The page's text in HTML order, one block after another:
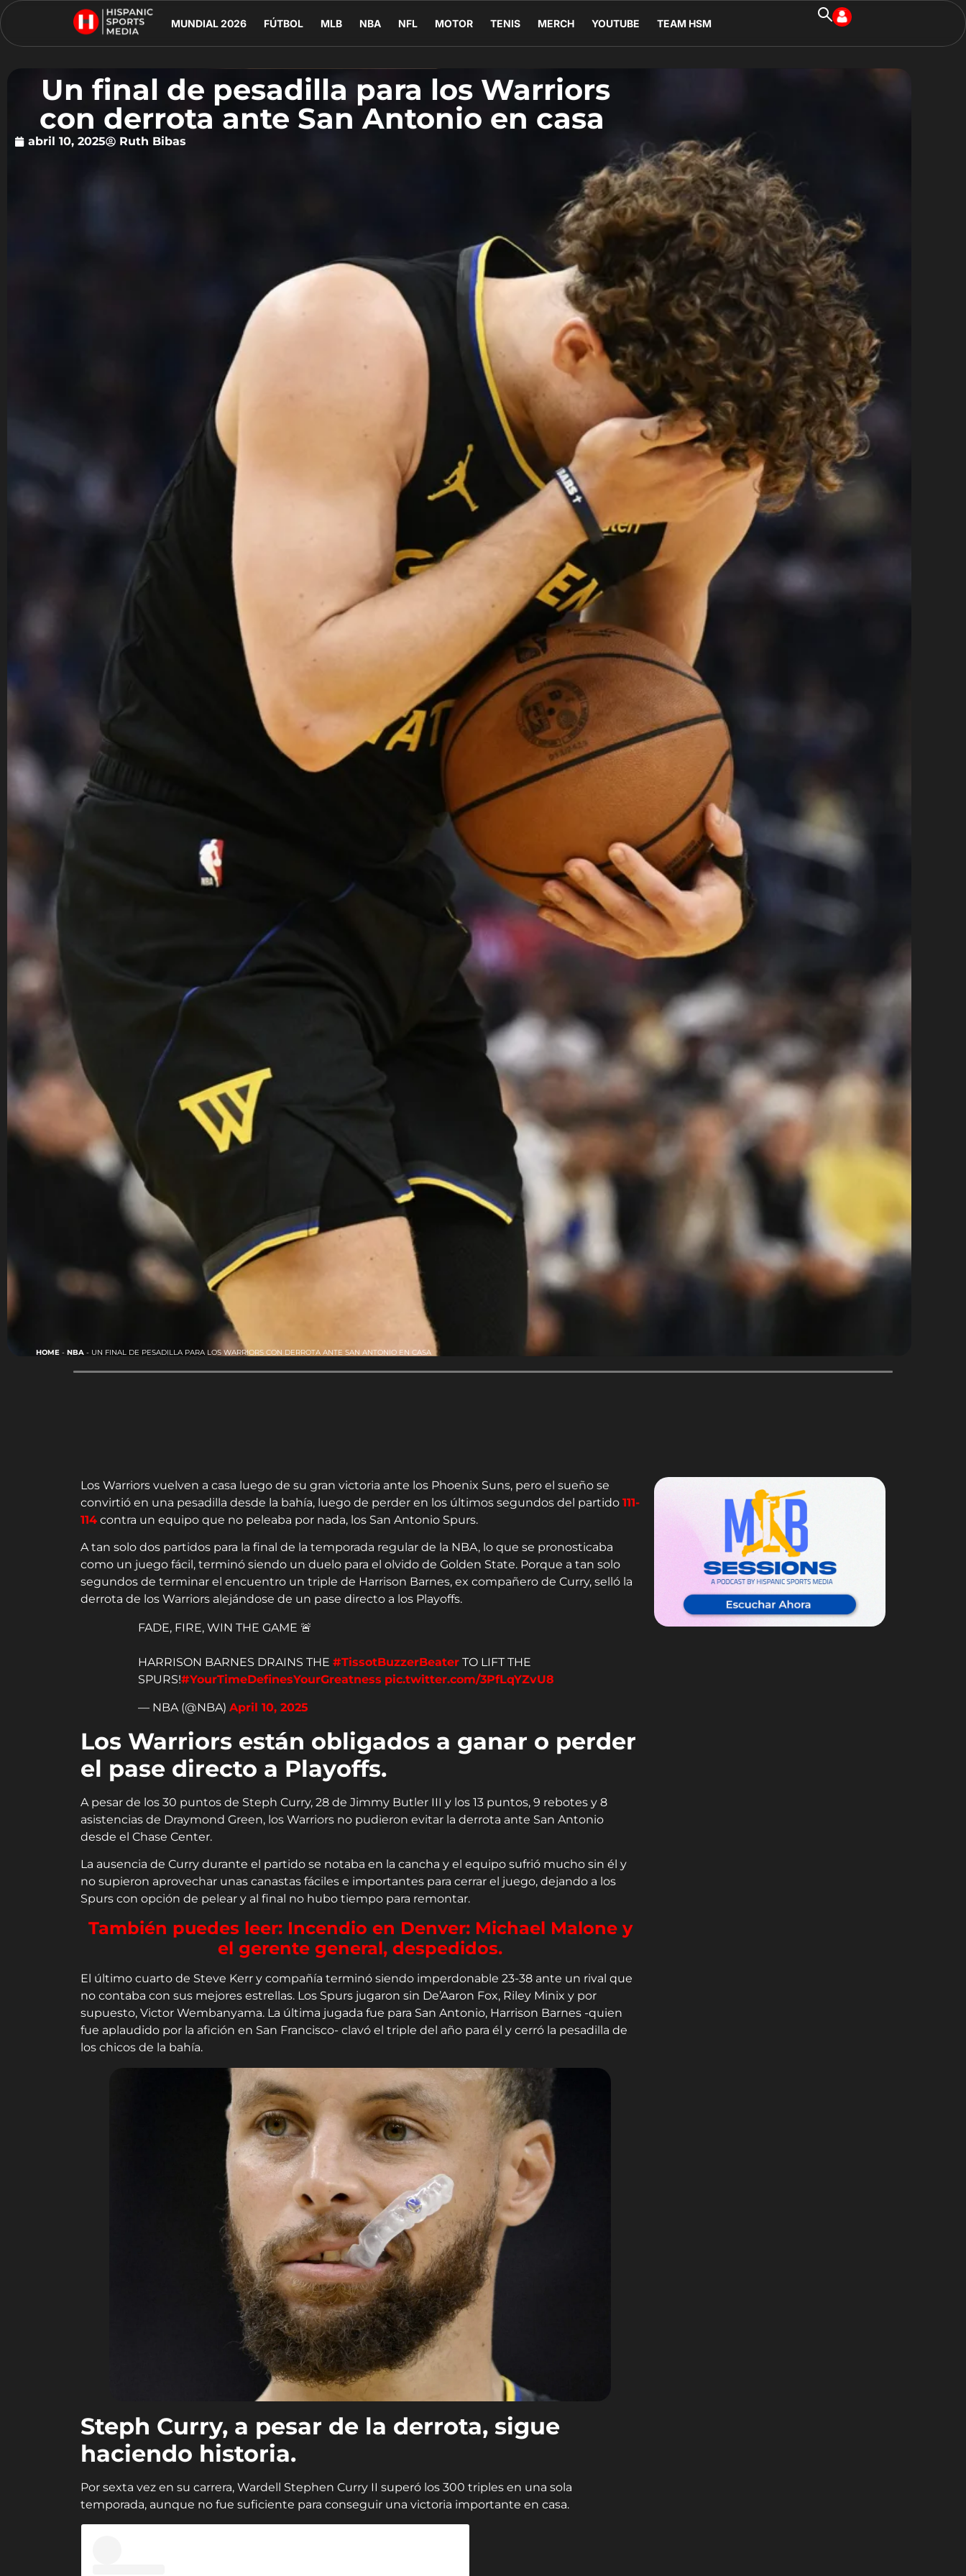
MUNDIAL 2026 FÚTBOL MLB NBA NFL MOTOR TENIS MERCH YOUTUBE TEAM HSM
Un final de pesadilla para los Warriors
con derrota ante San Antonio en casa
abril 10, 2025 Ruth Bibas
HOME- NBA- UN FINAL DE PESADILLA PARA LOS WARRIORS CON DERROTA ANTE SAN ANTONIO EN CASA
Los Warriors vuelven a casa luego de su gran victoria ante los Phoenix Suns, pero el sueño se
convirtió en una pesadilla desde la bahía, luego de perder en los últimos segundos del partido 111-
114 contra un equipo que no peleaba por nada, los San Antonio Spurs.
A tan solo dos partidos para la final de la temporada regular de la NBA, lo que se pronosticaba
como un juego fácil, terminó siendo un duelo para el olvido de Golden State. Porque a tan solo
segundos de terminar el encuentro un triple de Harrison Barnes, ex compañero de Curry, selló la
derrota de los Warriors alejándose de un pase directo a los Playoffs.
FADE, FIRE, WIN THE GAME 🚨
HARRISON BARNES DRAINS THE #TissotBuzzerBeater TO LIFT THE
SPURS!#YourTimeDefinesYourGreatness pic.twitter.com/3PfLqYZvU8
— NBA (@NBA) April 10, 2025
Los Warriors están obligados a ganar o perder
el pase directo a Playoffs.
A pesar de los 30 puntos de Steph Curry, 28 de Jimmy Butler III y los 13 puntos, 9 rebotes y 8
asistencias de Draymond Green, los Warriors no pudieron evitar la derrota ante San Antonio
desde el Chase Center.
La ausencia de Curry durante el partido se notaba en la cancha y el equipo sufrió mucho sin él y
no supieron aprovechar unas canastas fáciles e importantes para cerrar el juego, dejando a los
Spurs con opción de pelear y al final no hubo tiempo para remontar.
También puedes leer: Incendio en Denver: Michael Malone y
el gerente general, despedidos.
El último cuarto de Steve Kerr y compañía terminó siendo imperdonable 23-38 ante un rival que
no contaba con sus mejores estrellas. Los Spurs jugaron sin De’Aaron Fox, Riley Minix y por
supuesto, Victor Wembanyama. La última jugada fue para San Antonio, Harrison Barnes -quien
fue aplaudido por la afición en San Francisco- clavó el triple del año para él y cerró la pesadilla de
los chicos de la bahía.
Steph Curry, a pesar de la derrota, sigue
haciendo historia.
Por sexta vez en su carrera, Wardell Stephen Curry II superó los 300 triples en una sola
temporada, aunque no fue suficiente para conseguir una victoria importante en casa.